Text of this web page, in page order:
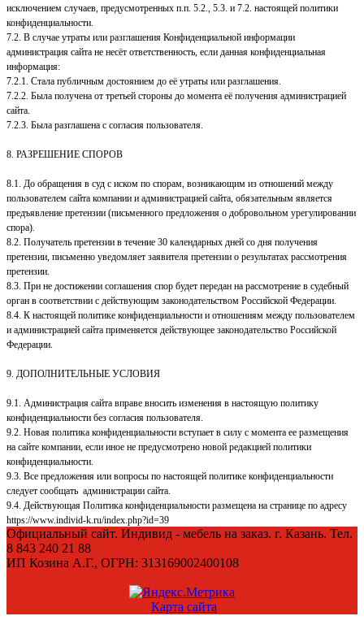
исключением случаев, предусмотренных п.п. 5.2., 5.3. и 7.2. настоящей политики
конфиденциальности.
7.2. В случае утраты или разглашения Конфиденциальной информации
администрация сайта не несёт ответственность, если данная конфиденциальная
информация:
7.2.1. Стала публичным достоянием до её утраты или разглашения.
7.2.2. Была получена от третьей стороны до момента её получения администрацией
сайта.
7.2.3. Была разглашена с согласия пользователя.
8. РАЗРЕШЕНИЕ СПОРОВ
8.1. До обращения в суд с иском по спорам, возникающим из отношений между
пользователем сайта компании и администрацией сайта, обязательным является
предъявление претензии (письменного предложения о добровольном урегулировании
спора).
8.2. Получатель претензии в течение 30 календарных дней со дня получения
претензии, письменно уведомляет заявителя претензии о результатах рассмотрения
претензии.
8.3. При не достижении соглашения спор будет передан на рассмотрение в судебный
орган в соответствии с действующим законодательством Российской Федерации.
8.4. К настоящей политике конфиденциальности и отношениям между пользователем
и администрацией сайта применяется действующее законодательство Российской
Федерации.
9. ДОПОЛНИТЕЛЬНЫЕ УСЛОВИЯ
9.1. Администрация сайта вправе вносить изменения в настоящую политику
конфиденциальности без согласия пользователя.
9.2. Новая политика конфиденциальности вступает в силу с момента ее размещения
на сайте компании, если иное не предусмотрено новой редакцией политики
конфиденциальности.
9.3. Все предложения или вопросы по настоящей политике конфиденциальности
следует сообщать администрации сайта.
9.4. Действующая Политика конфиденциальности размещена на странице по адресу
https://www.individ-k.ru/index.php?id=39
Официальный сайт. Индивид - мебель на заказ. г. Казань. Тел.
8 843 240 21 88
ИП Козина А.Г., ОГРН: 313169002400108
Карта сайта